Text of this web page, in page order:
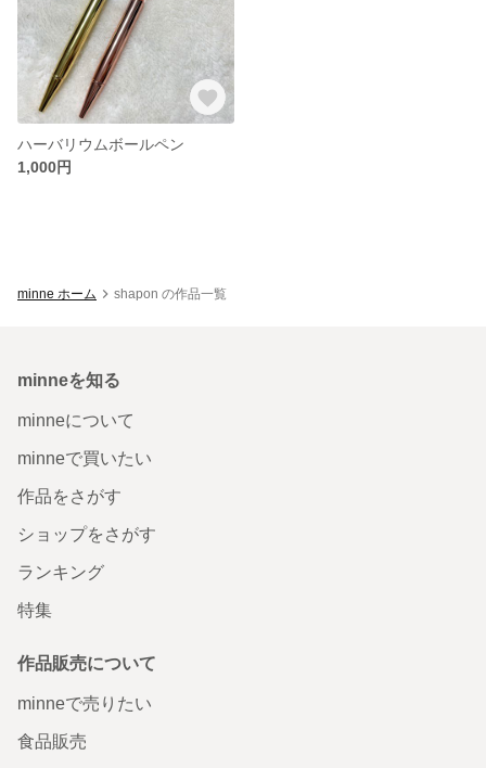
ハーバリウムボールペン
1,000円
minne ホーム shapon の作品一覧
minneを知る
minneについて
minneで買いたい
作品をさがす
ショップをさがす
ランキング
特集
作品販売について
minneで売りたい
食品販売